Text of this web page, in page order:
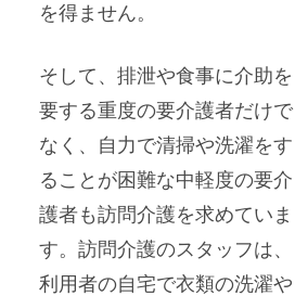
を得ません。
そして、排泄や食事に介助を
要する重度の要介護者だけで
なく、自力で清掃や洗濯をす
ることが困難な中軽度の要介
護者も訪問介護を求めていま
す。訪問介護のスタッフは、
利用者の自宅で衣類の洗濯や